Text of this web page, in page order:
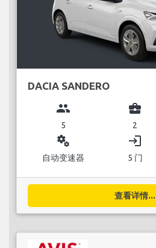
DACIA SANDERO
group
5
business_center
2
miscellaneous_services
自动变速器
login
5 门
查看详情...